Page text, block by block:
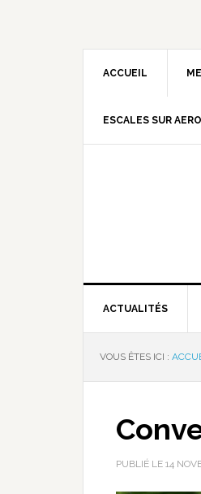
ACCUEIL
ESCALES SUR
ACTUALITÉS
VOUS ÊTES ICI :
PUBLIÉ LE 14